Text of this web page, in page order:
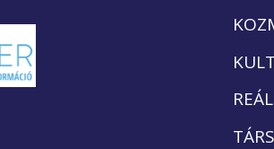
KULT
REÁL